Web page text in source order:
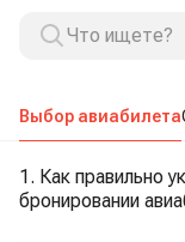
Выбор авиабилета
1. Как правильно
бронировании